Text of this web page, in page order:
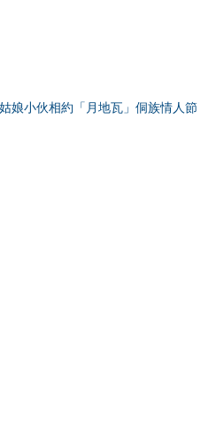
娘小伙相約「月地瓦」侗族情人節